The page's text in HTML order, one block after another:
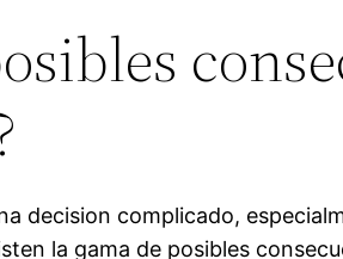
decision complicado,
la gama de posibles